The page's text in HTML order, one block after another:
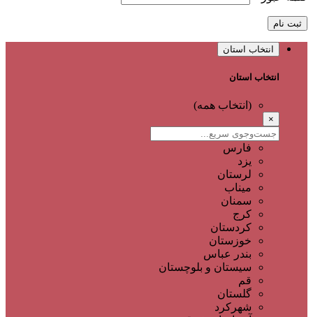
ثبت نام
انتخاب استان
انتخاب استان
(انتخاب همه)
×
فارس
یزد
لرستان
میناب
سمنان
کرج
کردستان
خوزستان
بندر عباس
سیستان و بلوچستان
قم
گلستان
شهرکرد